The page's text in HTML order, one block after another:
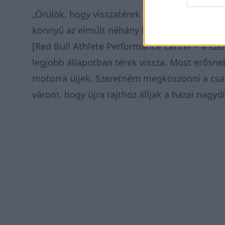
„Örülök, hogy visszatérek és végre újra
könnyű az elmúlt néhány hét. Minden nap
[Red Bull Athlete Performance Center – a
legjobb állapotban térek vissza. Most
motorra üljek. Szeretném megköszönni a
várom, hogy újra rajthoz álljak a hazai